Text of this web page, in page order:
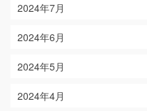
2024年7月
2024年6月
2024年5月
2024年4月